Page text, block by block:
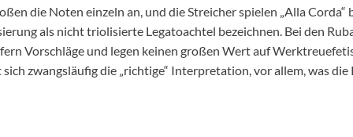
die Noten einzeln an, und die Streicher spielen „Alla
als nicht triolisierte Legatoachtel bezeichnen. Bei den
Vorschläge und legen keinen großen Wert auf
zwangsläufig die „richtige“ Interpretation, vor allem, was